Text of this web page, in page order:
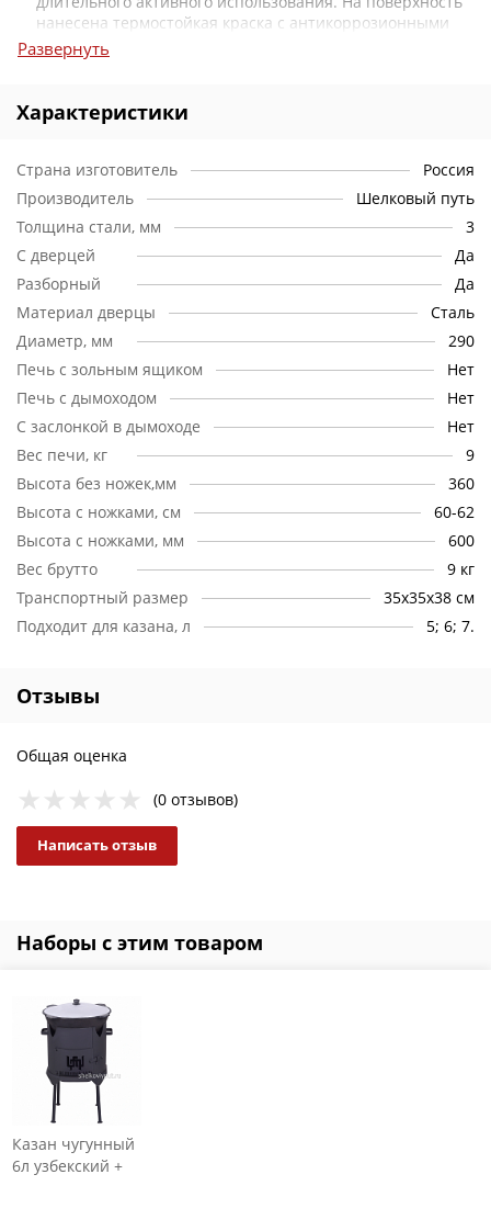
нанесена термостойкая краска с антикоррозионными
свойствами certa 1200, что еще больше увеличивает
период эксплуатации изделия. Материал легко
Более того, толстые стенки дольше сохраняют тепло, а
существенной экономии топлива. Жар при этом
распределится равномерно, и ваше блюдо точно не
пригорит.
Удобная металлическая дверца легко открывается,
обеспечивая достаточно пространства для загрузки
дров и плотно закрывается, обеспечивая максимум
необходимого жара.
Печь надежно устанавливается на прочных и длинных
ножках. Высоты достаточно для удобства использования
– человеку среднего роста не придется слишком
наклоняться при готовке и обслуживании топки.
Изделие весом всего 9 кг легко перенести на более
подходящее место или погрузить в автомобиль – ваша
печь и казан не займут много места, а роскошную
Кроме приготовления еды в казане, вы можете
использовать печь как небольшой мангал, а, приобретя
специальную решетку, получить еще барбекю. Безусловно,
вам понадобятся один или несколько качественных
приспособления и аксессуары можно выбрать в нашем
Развернуть
Характеристики
Страна изготовитель
Россия
Производитель
Шелковый путь
Толщина стали, мм
3
С дверцей
Да
Разборный
Да
Материал дверцы
Сталь
Диаметр, мм
290
Печь с зольным ящиком
Нет
Печь с дымоходом
Нет
С заслонкой в дымоходе
Нет
Вес печи, кг
9
Высота без ножек,мм
360
Высота с ножками, см
60-62
Высота с ножками, мм
600
Вес брутто
9 кг
Транспортный размер
35х35х38 см
Подходит для казана, л
5; 6; 7.
Отзывы
Общая оценка
(0 отзывов)
Написать отзыв
Наборы с этим товаром
Казан чугунный
6л узбекский +